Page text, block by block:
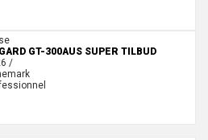
GT-300AUS SUPER TILBUD
/